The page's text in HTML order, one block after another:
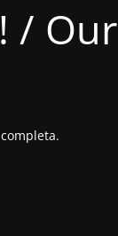
/ Our